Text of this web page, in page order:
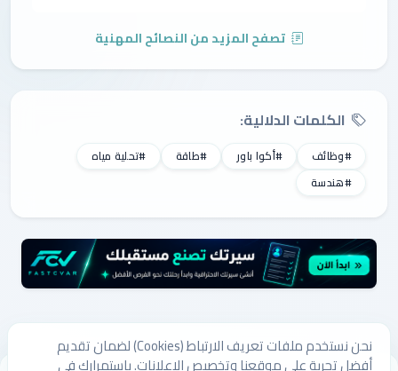
تصفح المزيد من النصائح المهنية
الكلمات الدلالية:
#وظائف #أكوا باور #طاقة
#تحلية مياه
#هندسة
نحن نستخدم ملفات تعريف الارتباط (Cookies) لضمان تقديم
أفضل تجربة على موقعنا وتخصيص الإعلانات. باستمرارك في